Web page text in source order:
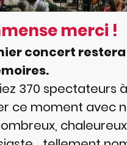
merci !
concert
370 spectateurs
ce moment avec